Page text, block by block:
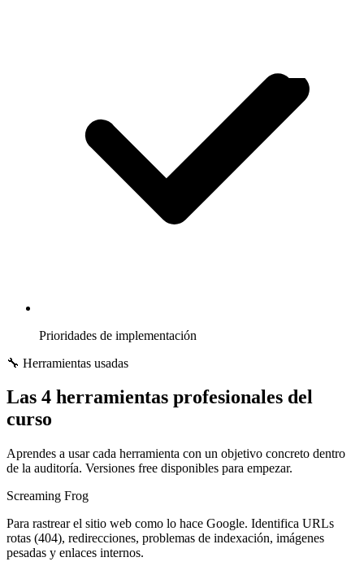
Prioridades de implementación
🔧 Herramientas usadas
Las 4 herramientas profesionales del
curso
Aprendes a usar cada herramienta con un objetivo concreto dentro
de la auditoría. Versiones free disponibles para empezar.
Screaming Frog
Para rastrear el sitio web como lo hace Google. Identifica URLs
rotas (404), redirecciones, problemas de indexación, imágenes
pesadas y enlaces internos.